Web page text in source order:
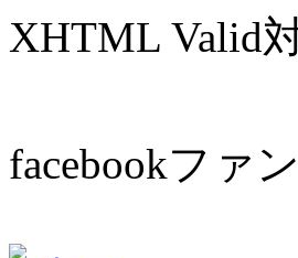
XHTML Valid
facebookファ